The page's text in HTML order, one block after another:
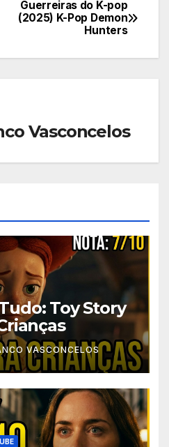
Guerreiras do K-pop
(2025) K-Pop Demon
Hunters
Vasconcelos
Toy Story
VASCONCELOS